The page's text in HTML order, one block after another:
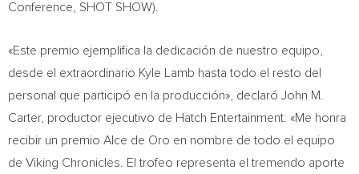
Conference, SHOT SHOW).
«Este premio ejemplifica la dedicación de nuestro equipo,
desde el extraordinario Kyle Lamb hasta todo el resto del
personal que participó en la producción», declaró John M.
Carter, productor ejecutivo de Hatch Entertainment. «Me honra
recibir un premio Alce de Oro en nombre de todo el equipo
de Viking Chronicles. El trofeo representa el tremendo aporte